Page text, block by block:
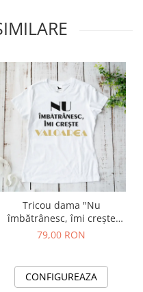
Tricou dama "Nu
îmbătrânesc, îmi crește
valoarea"
79,00 RON
CONFIGUREAZA